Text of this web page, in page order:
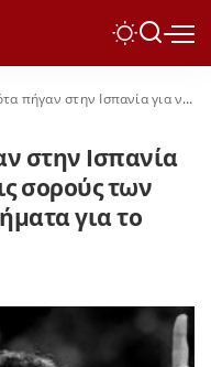
τις σορούς των παιδιών τους – Τα ερωτήματα για το θανατηφόρο τροχαίο
στην Ισπανία
σορούς των
για το